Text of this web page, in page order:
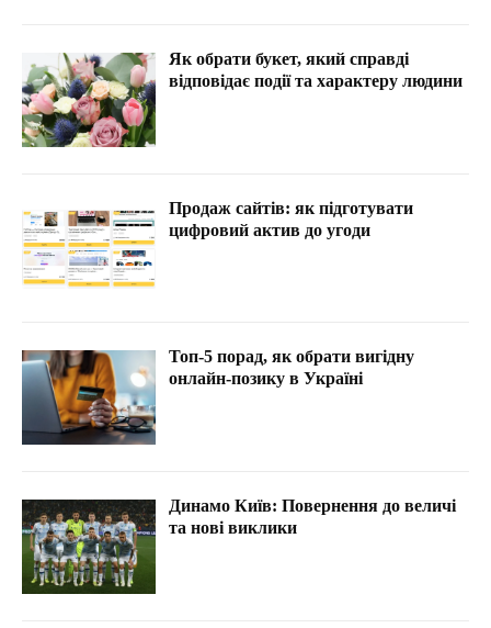
Як обрати букет, який справді
відповідає події та характеру людини
Продаж сайтів: як підготувати
цифровий актив до угоди
Топ-5 порад, як обрати вигідну
онлайн-позику в Україні
Динамо Київ: Повернення до величі
та нові виклики